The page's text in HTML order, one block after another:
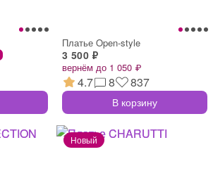
Платье Open-style
3 500 ₽
вернём до 1 050 ₽
4.7 8 837
В корзину